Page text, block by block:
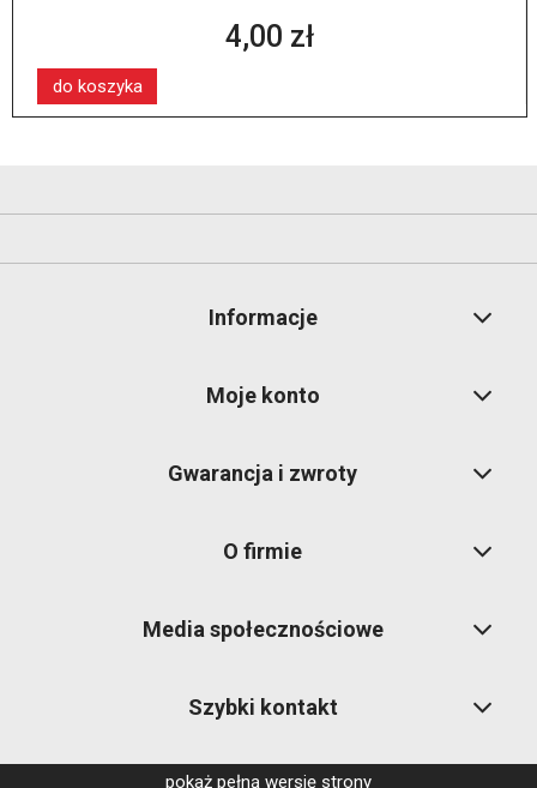
4,00 zł
do koszyka
Informacje
Moje konto
Gwarancja i zwroty
O firmie
Media społecznościowe
Szybki kontakt
pokaż pełną wersję strony